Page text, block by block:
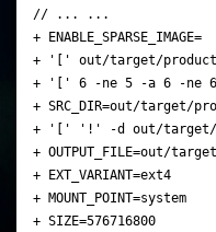
// ... ...
+ ENABLE_SPARSE_IMAGE=
+ '[' out/target/
+ '[' 6 -ne 5 -a 6 -ne
+ SRC_DIR=out/target/
+ '[' '!' -d out/target/
+ OUTPUT_FILE=out/
+ EXT_VARIANT=ext4
+ MOUNT_POINT=system
+ SIZE=576716800